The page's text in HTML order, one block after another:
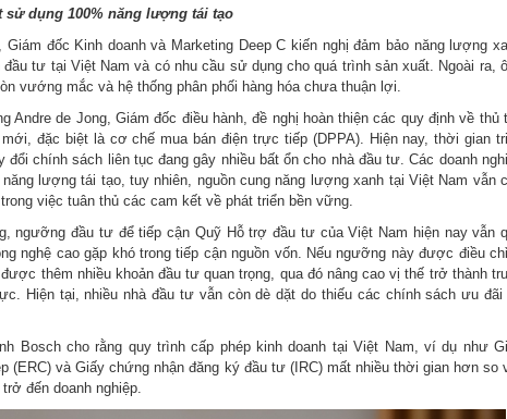
sử dụng 100% năng lượng tái tạo
Giám đốc Kinh doanh và Marketing Deep C kiến nghị đảm bảo năng lượng
tư tại Việt Nam và có nhu cầu sử dụng cho quá trình sản xuất. Ngoài ra,
vướng mắc và hệ thống phân phối hàng hóa chưa thuận lợi.
Andre de Jong, Giám đốc điều hành, đề nghị hoàn thiện các quy định về thủ
đặc biệt là cơ chế mua bán điện trực tiếp (DPPA). Hiện nay, thời gian
chính sách liên tục đang gây nhiều bất ổn cho nhà đầu tư. Các doanh
lượng tái tạo, tuy nhiên, nguồn cung năng lượng xanh tại Việt Nam vẫn
việc tuân thủ các cam kết về phát triển bền vững.
ngưỡng đầu tư để tiếp cận Quỹ Hỗ trợ đầu tư của Việt Nam hiện nay vẫn
nghệ cao gặp khó trong tiếp cận nguồn vốn. Nếu ngưỡng này được điều
thêm nhiều khoản đầu tư quan trọng, qua đó nâng cao vị thế trở thành
Hiện tại, nhiều nhà đầu tư vẫn còn dè dặt do thiếu các chính sách ưu đãi
Bosch cho rằng quy trình cấp phép kinh doanh tại Việt Nam, ví dụ như
(ERC) và Giấy chứng nhận đăng ký đầu tư (IRC) mất nhiều thời gian hơn so
đến doanh nghiệp.